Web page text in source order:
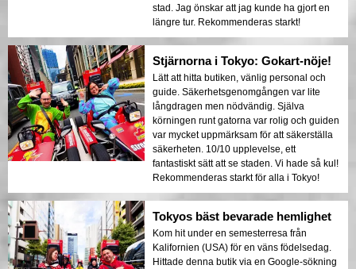
stad. Jag önskar att jag kunde ha gjort en
längre tur. Rekommenderas starkt!
Stjärnorna i Tokyo: Gokart-nöje!
Lätt att hitta butiken, vänlig personal och
guide. Säkerhetsgenomgången var lite
långdragen men nödvändig. Själva
körningen runt gatorna var rolig och guiden
var mycket uppmärksam för att säkerställa
säkerheten. 10/10 upplevelse, ett
fantastiskt sätt att se staden. Vi hade så kul!
Rekommenderas starkt för alla i Tokyo!
Tokyos bäst bevarade hemlighet
Kom hit under en semesterresa från
Kalifornien (USA) för en väns födelsedag.
Hittade denna butik via en Google-sökning